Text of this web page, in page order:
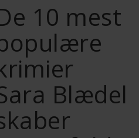
10 mest
Blædel